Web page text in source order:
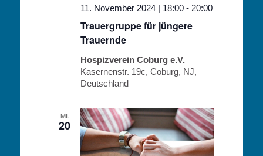
Trauergruppe für jüngere
Trauernde
11. November 2024 | 18:00 - 20:00
Hospizverein Coburg e.V.
Kasernenstr. 19c, Coburg, NJ,
Deutschland
MI.
20